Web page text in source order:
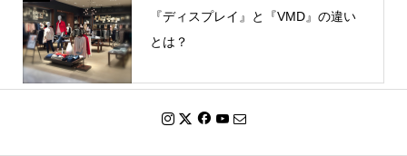
『ディスプレイ』と『VMD』の違い
とは？